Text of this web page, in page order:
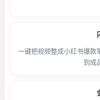
一键把视频整成小红书爆款
到成